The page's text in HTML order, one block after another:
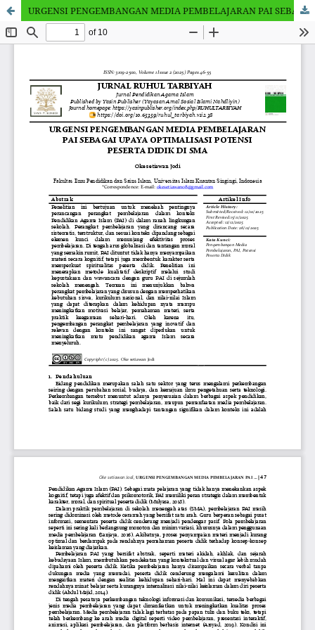
URGENSI PENGEMBANGAN MEDIA PEMBELAJARAN PAI SEBAGAIUPAYA OPTIMALISASI POTENSI PESERTA DIDIK DI SMA